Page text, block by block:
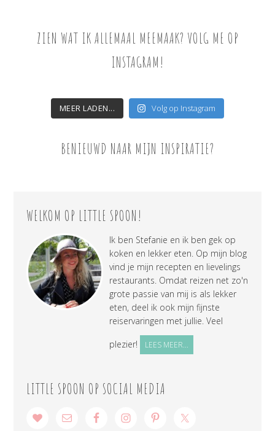
ZIEN WAT IK ALLEMAAL MEEMAAK? VOLG ME OP
INSTAGRAM!
MEER LADEN... Volg op Instagram
BENIEUWD NAAR MIJN INSPIRATIE?
WELKOM OP LITTLE SPOON!
Ik ben Stefanie en ik ben gek op
koken en lekker eten. Op mijn blog
vind je mijn recepten en lievelings
restaurants. Omdat reizen net zo'n
grote passie van mij is als lekker
eten, deel ik ook mijn fijnste
reiservaringen met jullie. Veel
plezier!
LEES MEER...
LITTLE SPOON OP SOCIAL MEDIA